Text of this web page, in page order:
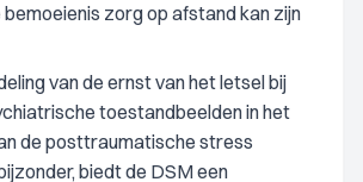
zorg op afstand kan zijn
van de ernst van het letsel bij
toestandbeelden in het
de posttraumatische stress
biedt de DSM een